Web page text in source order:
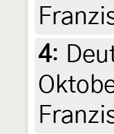
4: